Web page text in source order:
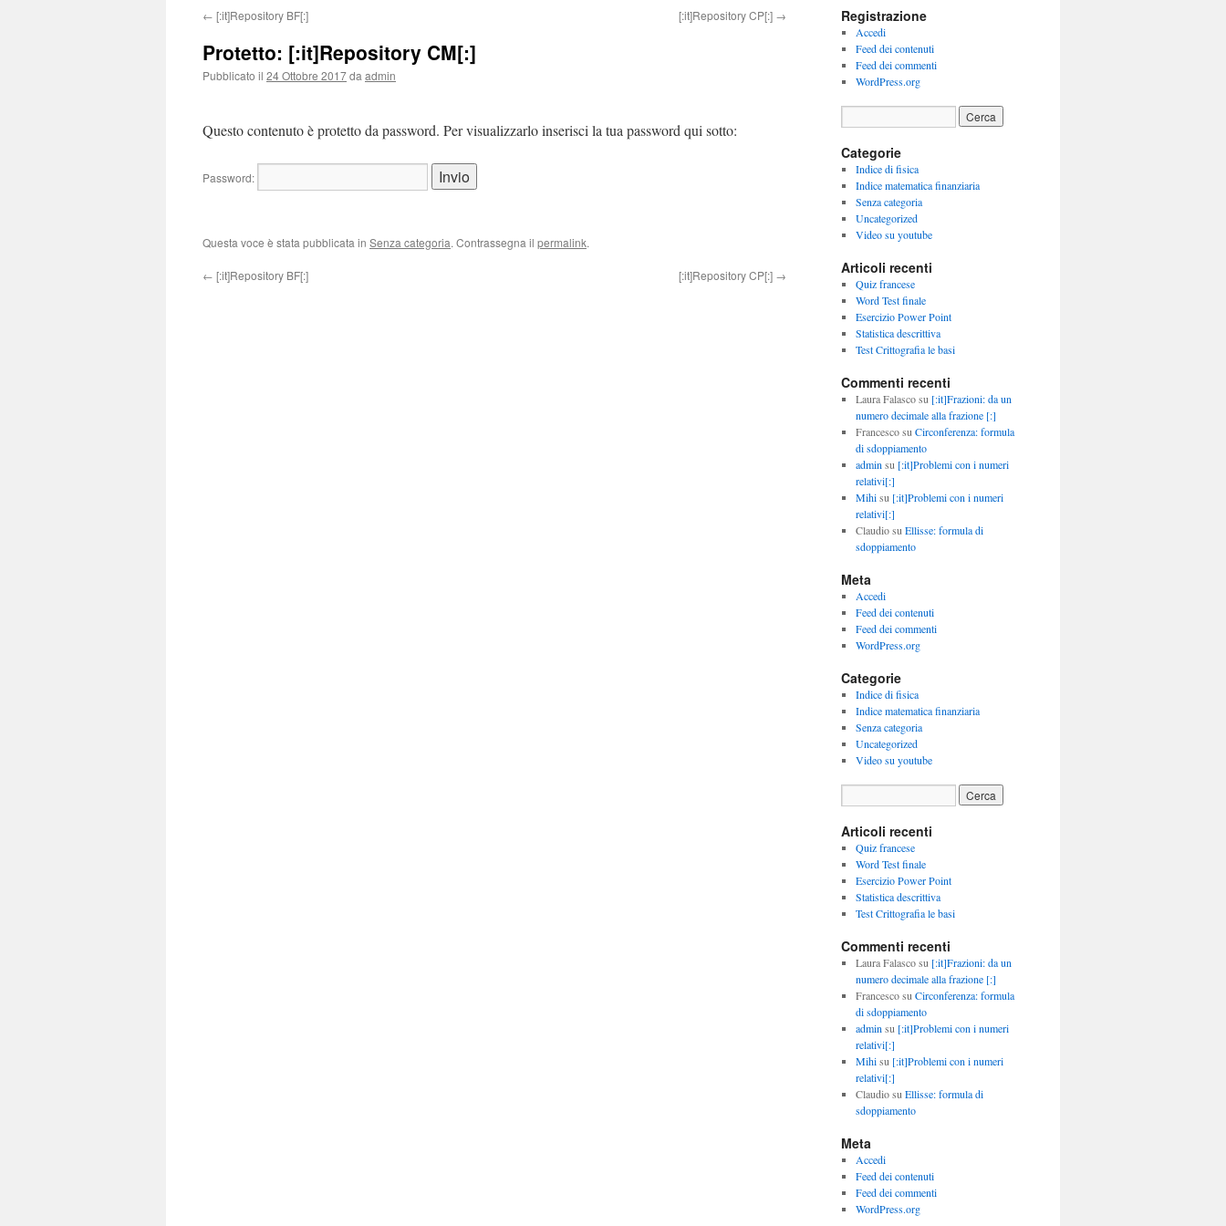
← [:it]Repository BF[:] [:it]Repository CP[:] →
Protetto: [:it]Repository CM[:]
Pubblicato il 24 Ottobre 2017da admin
Questo contenuto è protetto da password. Per visualizzarlo inserisci la tua password qui sotto:
Password:
Questa voce è stata pubblicata in Senza categoria. Contrassegna il permalink.
← [:it]Repository BF[:] [:it]Repository CP[:] →
Registrazione
Accedi
Feed dei contenuti
Feed dei commenti
WordPress.org
Categorie
Indice di fisica
Indice matematica finanziaria
Senza categoria
Uncategorized
Video su youtube
Articoli recenti
Quiz francese
Word Test finale
Esercizio Power Point
Statistica descrittiva
Test Crittografia le basi
Commenti recenti
Laura Falascosu [:it]Frazioni: da un
numero decimale alla frazione [:]
Francescosu Circonferenza: formula
di sdoppiamento
admin su [:it]Problemi con i numeri
relativi[:]
Mihisu [:it]Problemi con i numeri
relativi[:]
Claudiosu Ellisse: formula di
sdoppiamento
Meta
Accedi
Feed dei contenuti
Feed dei commenti
WordPress.org
Categorie
Indice di fisica
Indice matematica finanziaria
Senza categoria
Uncategorized
Video su youtube
Articoli recenti
Quiz francese
Word Test finale
Esercizio Power Point
Statistica descrittiva
Test Crittografia le basi
Commenti recenti
Laura Falascosu [:it]Frazioni: da un
numero decimale alla frazione [:]
Francescosu Circonferenza: formula
di sdoppiamento
admin su [:it]Problemi con i numeri
relativi[:]
Mihisu [:it]Problemi con i numeri
relativi[:]
Claudiosu Ellisse: formula di
sdoppiamento
Meta
Accedi
Feed dei contenuti
Feed dei commenti
WordPress.org